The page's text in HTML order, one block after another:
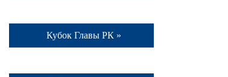
Кубок Главы РК »